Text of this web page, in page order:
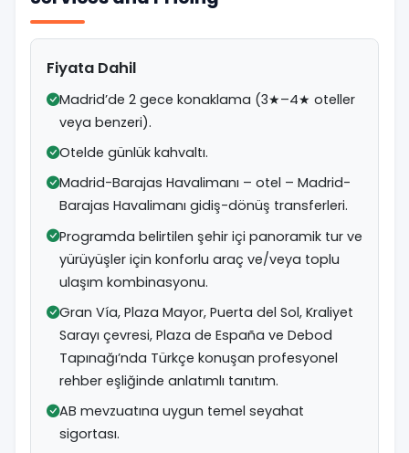
Fiyata Dahil
Madrid’de 2 gece konaklama (3★–4★ oteller
veya benzeri).
Otelde günlük kahvaltı.
Madrid-Barajas Havalimanı – otel – Madrid-
Barajas Havalimanı gidiş-dönüş transferleri.
Programda belirtilen şehir içi panoramik tur ve
yürüyüşler için konforlu araç ve/veya toplu
ulaşım kombinasyonu.
Gran Vía, Plaza Mayor, Puerta del Sol, Kraliyet
Sarayı çevresi, Plaza de España ve Debod
Tapınağı’nda Türkçe konuşan profesyonel
rehber eşliğinde anlatımlı tanıtım.
AB mevzuatına uygun temel seyahat
sigortası.